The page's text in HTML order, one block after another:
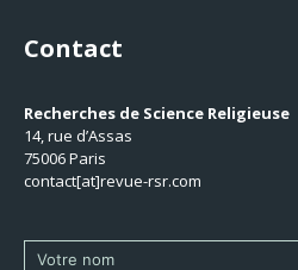
Contact
Recherches de Science Religieuse
14, rue d’Assas
75006 Paris
contact[at]revue-rsr.com